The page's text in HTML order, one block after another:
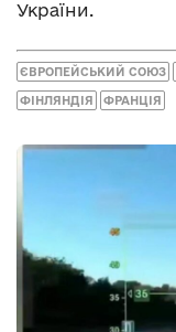
України.
ЄВРОПЕЙСЬКИЙ СОЮЗ
ФІНЛЯНДІЯ ФРАНЦІЯ